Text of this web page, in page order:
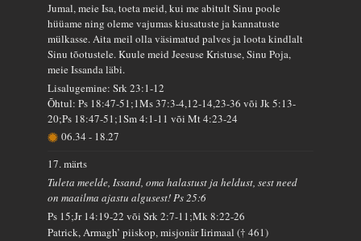
Jumal, meie Isa, toeta meid, kui me abitult Sinu poole
hüüame ning oleme vajumas kiusatuste ja kannatuste
mülkasse. Aita meil olla väsimatud palves ja loota kindlalt
Sinu tõotustele. Kuule meid Jeesuse Kristuse, Sinu Poja,
meie Issanda läbi.
Lisalugemine: Srk 23:1-12
Õhtul: Ps 18:47-51;1Ms 37:3-4,12-14,23-36 või Jk 5:13-
20;Ps 18:47-51;1Sm 4:1-11 või Mt 4:23-24
06.34- 18.27
17. märts
Tuleta meelde, Issand, oma halastust ja heldust, sest need
on maailma ajastu algusest! Ps 25:6
Ps 15;Jr 14:19-22 või Srk 2:7-11;Mk 8:22-26
Patrick, Armagh’ piiskop, misjonär Iirimaal († 461)